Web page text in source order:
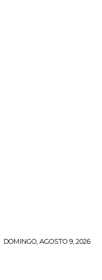
DOMINGO, AGOSTO 9, 2026